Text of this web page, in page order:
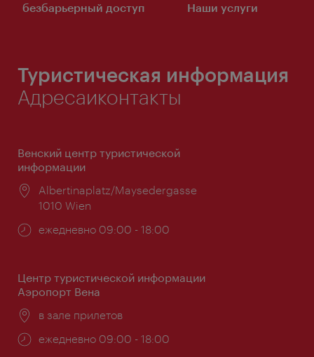
безбарьерный доступ Наши услуги
Туристическая информация
Адресаиконтакты
Венский центр туристической
информации
Расположение:
Albertinaplatz/Maysedergasse
1010 Wien
Часы
ежедневно 09:00 - 18:00
Центр туристической информации
Аэропорт Вена
Расположение:
в зале прилетов
Часы
ежедневно 09:00 - 18:00